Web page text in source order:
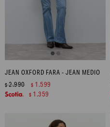
JEAN OXFORD FARA - JEAN MEDIO
$2.990 $ 1.599
$ 1.359